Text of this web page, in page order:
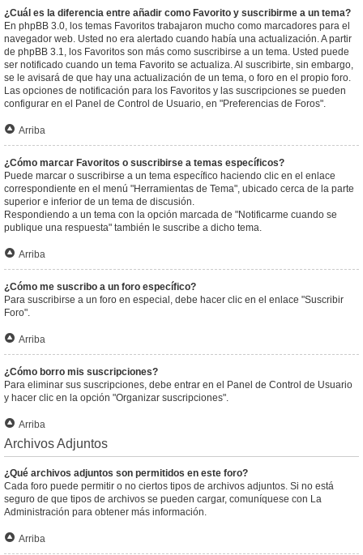
¿Cuál es la diferencia entre añadir como Favorito y suscribirme a un tema?
En phpBB 3.0, los temas Favoritos trabajaron mucho como marcadores para el
navegador web. Usted no era alertado cuando había una actualización. A partir
de phpBB 3.1, los Favoritos son más como suscribirse a un tema. Usted puede
ser notificado cuando un tema Favorito se actualiza. Al suscribirte, sin embargo,
se le avisará de que hay una actualización de un tema, o foro en el propio foro.
Las opciones de notificación para los Favoritos y las suscripciones se pueden
configurar en el Panel de Control de Usuario, en "Preferencias de Foros".
Arriba
¿Cómo marcar Favoritos o suscribirse a temas específicos?
Puede marcar o suscribirse a un tema específico haciendo clic en el enlace
correspondiente en el menú "Herramientas de Tema", ubicado cerca de la parte
superior e inferior de un tema de discusión.
Respondiendo a un tema con la opción marcada de "Notificarme cuando se
publique una respuesta" también le suscribe a dicho tema.
Arriba
¿Cómo me suscribo a un foro específico?
Para suscribirse a un foro en especial, debe hacer clic en el enlace "Suscribir
Foro".
Arriba
¿Cómo borro mis suscripciones?
Para eliminar sus suscripciones, debe entrar en el Panel de Control de Usuario
y hacer clic en la opción "Organizar suscripciones".
Arriba
Archivos Adjuntos
¿Qué archivos adjuntos son permitidos en este foro?
Cada foro puede permitir o no ciertos tipos de archivos adjuntos. Si no está
seguro de que tipos de archivos se pueden cargar, comuníquese con La
Administración para obtener más información.
Arriba